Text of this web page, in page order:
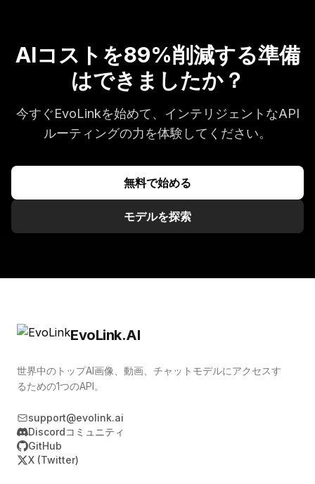
AIコストを89%削減する準備
はできましたか？
今すぐEvoLinkを始めて、インテリジェントなAPI
ルーティングの力を体験してください。
無料で始める
モデルを探索
EvoLink.AI
世界中のトップAI画像、動画、チャットモデルにアクセスす
るための1つのAPI。
support@evolink.ai
Discordコミュニティ
GitHub
X (Twitter)